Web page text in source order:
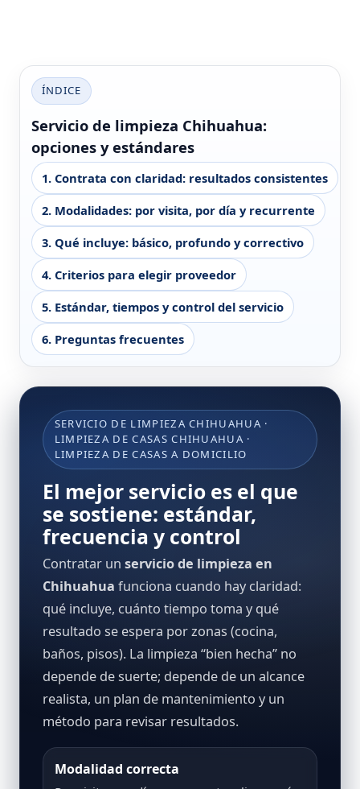
ÍNDICE
Servicio de limpieza Chihuahua:
opciones y estándares
1. Contrata con claridad: resultados consistentes
2. Modalidades: por visita, por día y recurrente
3. Qué incluye: básico, profundo y correctivo
4. Criterios para elegir proveedor
5. Estándar, tiempos y control del servicio
6. Preguntas frecuentes
SERVICIO DE LIMPIEZA CHIHUAHUA ·
LIMPIEZA DE CASAS CHIHUAHUA ·
LIMPIEZA DE CASAS A DOMICILIO
El mejor servicio es el que
se sostiene: estándar,
frecuencia y control
Contratar un servicio de limpieza en
Chihuahua funciona cuando hay claridad:
qué incluye, cuánto tiempo toma y qué
resultado se espera por zonas (cocina,
baños, pisos). La limpieza “bien hecha” no
depende de suerte; depende de un alcance
realista, un plan de mantenimiento y un
método para revisar resultados.
Modalidad correcta